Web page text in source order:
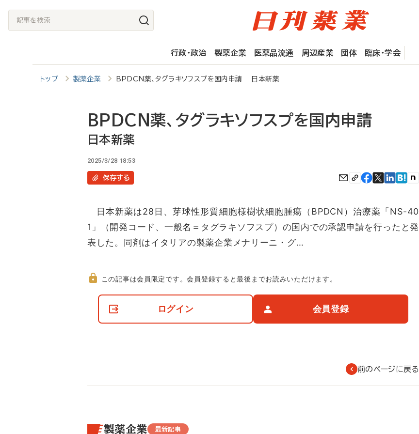
記
事
行政・政治 製薬企業 医薬品流通 周辺産業 団体 臨床・学会
トップ 製薬企業 BPDCN薬、タグラキソフスプを国内申請 日本新薬
BPDCN薬、タグラキソフスプを国内申請
日本新薬
2025/3/28 18:53
保存する
日本新薬は28日、芽球性形質細胞様樹状細胞腫瘍（BPDCN）治療薬「NS-40
1」（開発コード、一般名＝タグラキソフスプ）の国内での承認申請を行ったと発
表した。同剤はイタリアの製薬企業メナリーニ・グ…
て
この記事は会員限定です。会員登録すると最後までお読みいただけます。
ログイン 会員登録
前のページに戻る
製薬企業 最新記事